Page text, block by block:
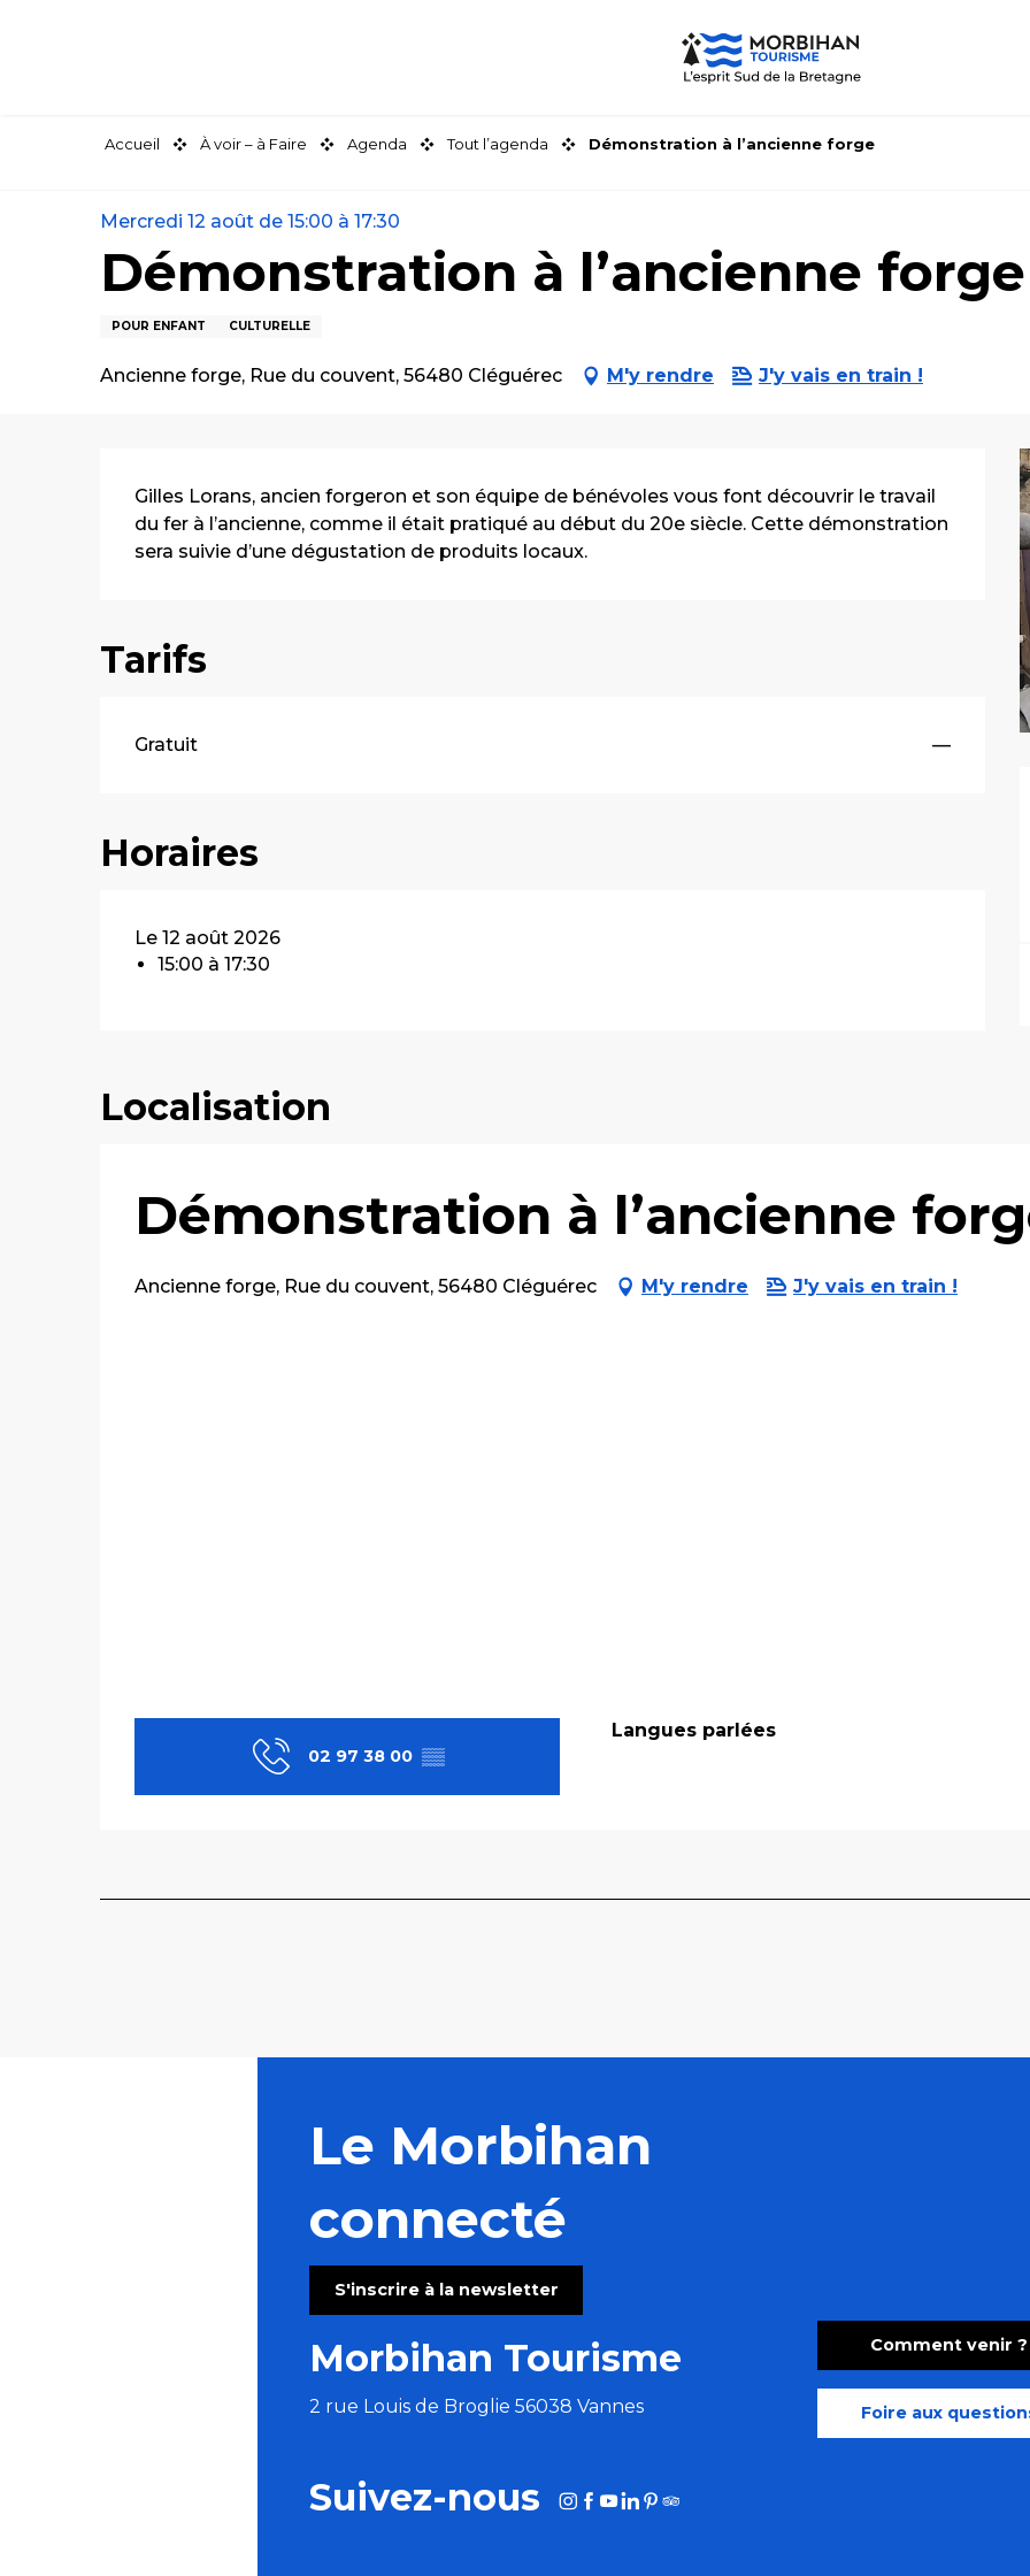
Accueil À voir – à Faire Agenda Tout l’agenda Démonstration à l’ancienne forge
Mercredi 12 août de 15:00 à 17:30
Démonstration à l’ancienne forge
POUR ENFANT CULTURELLE
Ancienne forge, Rue du couvent, 56480 Cléguérec M'y rendre J'y vais en train !
Description
Gilles Lorans, ancien forgeron et son équipe de bénévoles vous font découvrir le travail
du fer à l’ancienne, comme il était pratiqué au début du 20e siècle. Cette démonstration
sera suivie d’une dégustation de produits locaux.
Tarifs
Gratuit —
Horaires
Le 12 août 2026
15:00 à 17:30
Localisation
Démonstration à l’ancienne
Ancienne forge, Rue du couvent, 56480 Cléguérec M'y rendre J'y vais en train !
02 97 38 00 ▒▒
Langues parlées
Langues parlées
Le Morbihan
connecté
S'inscrire à la newsletter
Morbihan Tourisme
2 rue Louis de Broglie 56038 Vannes
Comment venir ?
Foire aux
Suivez-nous